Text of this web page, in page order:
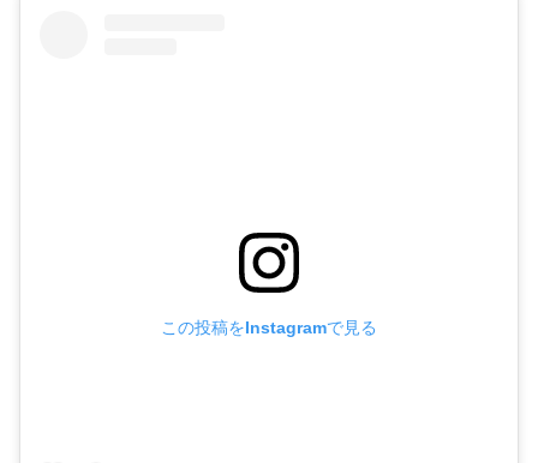
この投稿をInstagramで見る